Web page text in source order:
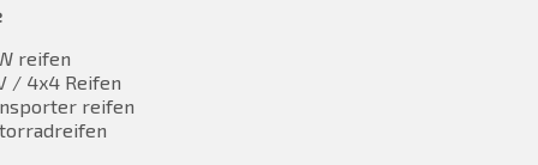
reifen
/ 4x4 Reifen
reifen